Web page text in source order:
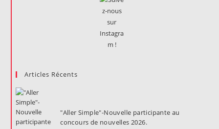
Articles Récents
"Aller Simple"-Nouvelle participante au
concours de nouvelles 2026.